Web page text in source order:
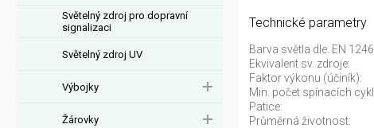
Světelný zdroj pro dopravní
signalizaci
Světelný zdroj UV
Výbojky
Žárovky
Technické parametry
Barva světla dle. EN
Ekvivalent sv. zdroje:
Faktor výkonu (účiník):
Min. počet spínacích
Patice:
Průměrná životnost: